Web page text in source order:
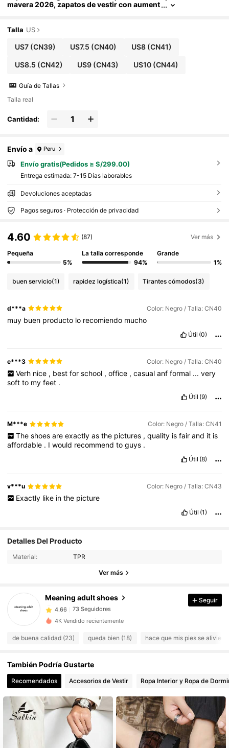
mavera 2026, zapatos de vestir con aument
Talla US
US7(CN39) US7.5 (CN40) US8(CN41)
US8.5 (CN42) US9 (CN43) US10(CN44)
Guía de Tallas
Talla real
Cantidad:
Envío a Peru
Envío gratis(Pedidos ≥ S/299.00)
Entrega estimada: 7-15 Días laborables
Devoluciones aceptadas
Pagos seguros · Protección de privacidad
4.60 (87) Ver más
Pequeña
5%
La talla corresponde
94%
Grande
1%
buen servicio(1) rapidez logística(1) Tirantes cómodos(3)
d***a Color: Negro / Talla: CN40
muy buen producto lo recomiendo mucho
Útil (0)
e***3 Color: Negro / Talla: CN40
Verh nice , best for school , office , casual anf formal ... very
softto myfeet .
Útil (9)
M***e Color: Negro / Talla: CN41
The shoes are exactly as the pictures , quality is fair and it is
affordable . Iwould recommendtoguys .
Útil (8)
v***u Color: Negro / Talla: CN43
Exactly like in the picture
Útil (1)
Detalles Del Producto
Material: TPR
Ver más
Meaning adult shoes
4.66 73 Seguidores
73 Seguidores
73 Seguidores
4.66
4.66 73 Seguidores
4.66 73 Seguidores
4.66 73 Seguidores
4.66
4.66
4.66 73 Seguidores
Seguir
4K Vendido recientemente
de buena calidad (23) queda bien (18) hace que mis pies se alivien
También Podría Gustarte
Recomendados Accesorios de Vestir Ropa Interior y Ropa de